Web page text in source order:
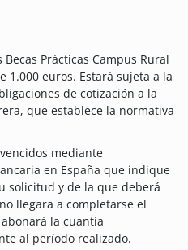
Prácticas Campus Rural
1.000 euros. Estará sujeta a la
de cotización a la
que establece la normativa
mediante
en España que indique
solicitud y de la que deberá
llegara a completarse el
la cuantía
al período realizado.